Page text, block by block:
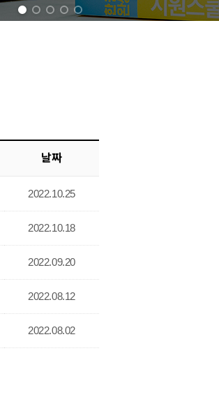
날짜
2022.10.25
2022.10.18
2022.09.20
2022.08.12
2022.08.02